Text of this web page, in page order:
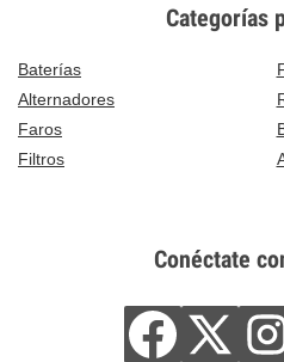
Categorías
Baterías
Alternadores
Faros
Filtros
Conéctate